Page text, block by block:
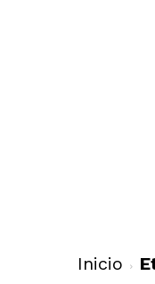
Inicio